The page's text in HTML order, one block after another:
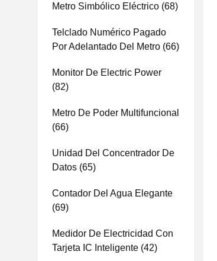
Metro Simbólico Eléctrico (68)
Telclado Numérico Pagado
Por Adelantado Del Metro (66)
Monitor De Electric Power
(82)
Metro De Poder Multifuncional
(66)
Unidad Del Concentrador De
Datos (65)
Contador Del Agua Elegante
(69)
Medidor De Electricidad Con
Tarjeta IC Inteligente (42)